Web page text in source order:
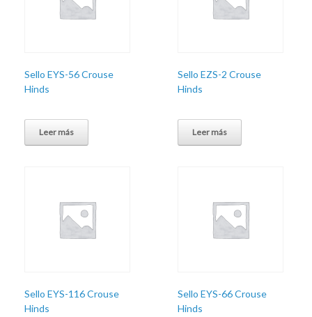
Sello EYS-56 Crouse
Hinds
Leer más
Sello EZS-2 Crouse
Hinds
Leer más
Sello EYS-116 Crouse
Hinds
Sello EYS-66 Crouse
Hinds